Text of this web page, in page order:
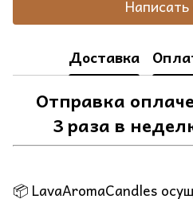
Доставка
Отправка
3 раза в
📦 LavaAromaCandles